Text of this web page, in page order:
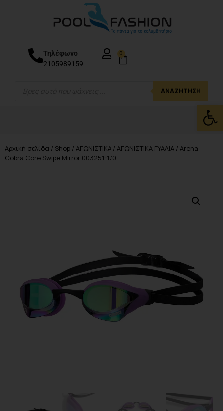
ΑΝΑΖΉΤΗΣΗ
Τηλέφωνο
2105989159
0
Αρχική σελίδα / Shop / ΑΓΩΝΙΣΤΙΚΑ / ΑΓΩΝΙΣΤΙΚΑ ΓΥΑΛΙΑ / Arena
Cobra Core Swipe Mirror 003251-170